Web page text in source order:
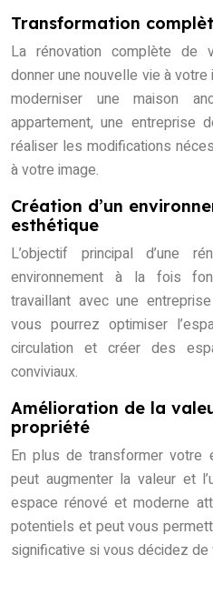
Transformation
La rénovation complète de
donner une nouvelle vie à
moderniser une maison
appartement, une entreprise
réaliser les modifications
à votre image.
Création d’un
esthétique
L’objectif principal d’une
environnement à la fois
travaillant avec une
vous pourrez optimiser
circulation et créer des
conviviaux.
Amélioration de la
propriété
En plus de transformer votre
peut augmenter la valeur et
espace rénové et moderne
potentiels et peut vous
significative si vous décidez